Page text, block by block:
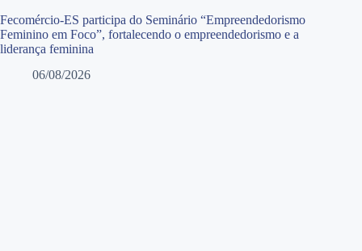
Fecomércio-ES participa do Seminário “Empreendedorismo
Feminino em Foco”, fortalecendo o empreendedorismo e a
liderança feminina
06/08/2026